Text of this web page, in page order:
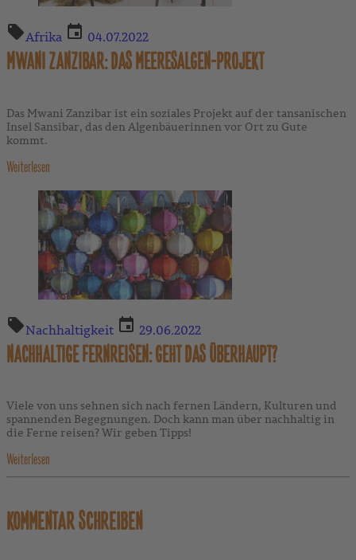
Afrika 04.07.2022
MWANI ZANZIBAR: DAS MEERESALGEN-PROJEKT
Das Mwani Zanzibar ist ein soziales Projekt auf der tansanischen
Insel Sansibar, das den Algenbäuerinnen vor Ort zu Gute
kommt.
Weiterlesen
Nachhaltigkeit 29.06.2022
NACHHALTIGE FERNREISEN: GEHT DAS ÜBERHAUPT?
Viele von uns sehnen sich nach fernen Ländern, Kulturen und
spannenden Begegnungen. Doch kann man über nachhaltig in
die Ferne reisen? Wir geben Tipps!
Weiterlesen
KOMMENTAR SCHREIBEN